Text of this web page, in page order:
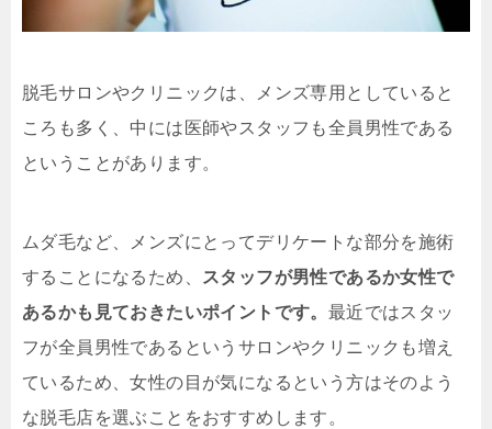
脱毛サロンやクリニックは、メンズ専用としていると
ころも多く、中には医師やスタッフも全員男性である
ということがあります。
ムダ毛など、メンズにとってデリケートな部分を施術
することになるため、
スタッフが男性であるか女性で
あるかも見ておきたいポイントです。 最近ではスタッ
フが全員男性であるというサロンやクリニックも増え
ているため、女性の目が気になるという方はそのよう
な脱毛店を選ぶことをおすすめします。